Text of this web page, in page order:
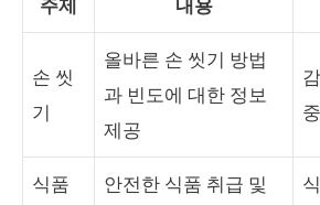
손 씻
기
올바른 손 씻기 방법
과 빈도에 대한 정보
제공
식품
안전한 식품 취급 및